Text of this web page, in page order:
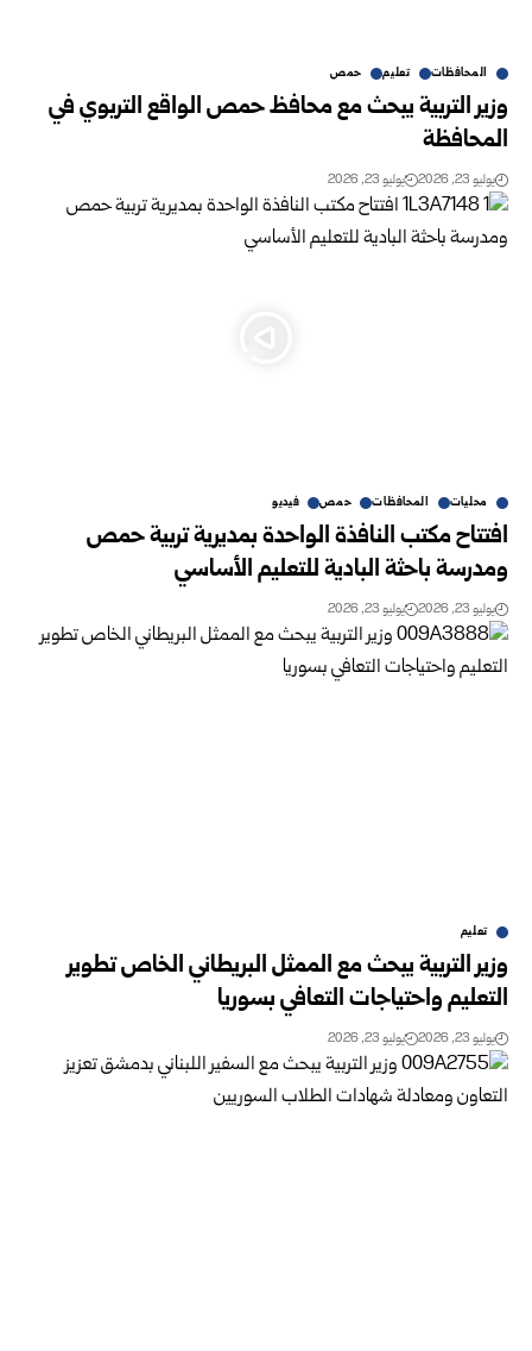
المحافظات تعليم حمص
وزير التربية يبحث مع محافظ حمص الواقع التربوي في
المحافظة
يوليو 23, 2026 يوليو 23, 2026
محليات المحافظات حمص فيديو
افتتاح مكتب النافذة الواحدة بمديرية تربية حمص
ومدرسة باحثة البادية ‏للتعليم الأساسي
يوليو 23, 2026 يوليو 23, 2026
تعليم
وزير التربية يبحث مع الممثل البريطاني الخاص تطوير
التعليم واحتياجات ‏التعافي بسوريا
يوليو 23, 2026 يوليو 23, 2026